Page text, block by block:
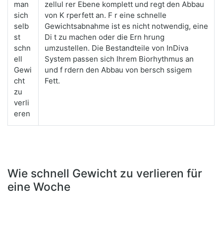
man
sich
selb
st
schn
ell
Gewi
cht
zu
verli
eren
zellul rer Ebene komplett und regt den Abbau
von K rperfett an. F r eine schnelle
Gewichtsabnahme ist es nicht notwendig, eine
Di t zu machen oder die Ern hrung
umzustellen. Die Bestandteile von InDiva
System passen sich Ihrem Biorhythmus an
und f rdern den Abbau von bersch ssigem
Fett.
Wie schnell Gewicht zu verlieren für
eine Woche